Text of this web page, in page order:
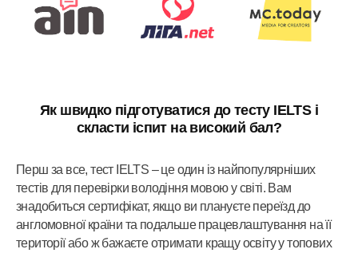
Як швидко підготуватися до тесту IELTS і
скласти іспит на високий бал?
Перш за все, тест IELTS – це один із найпопулярніших
тестів для перевірки володіння мовою у світі. Вам
знадобиться сертифікат, якщо ви плануєте переїзд до
англомовної країни та подальше працевлаштування на її
території або ж бажаєте отримати кращу освіту у топових